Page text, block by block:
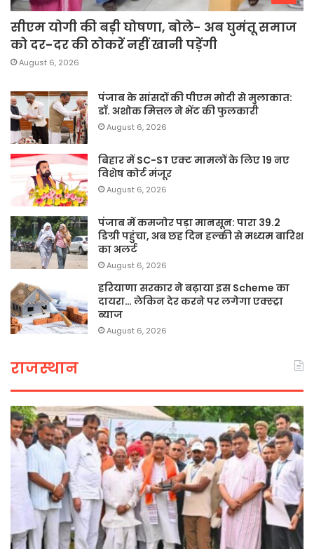
सीएम योगी की बड़ी घोषणा, बोले- अब घुमंतू समाज
को दर-दर की ठोकरें नहीं खानी पड़ेंगी
August 6, 2026
पंजाब के सांसदों की पीएम मोदी से मुलाकात:
डॉ. अशोक मित्तल ने भेंट की फुलकारी
August 6, 2026
बिहार में SC-ST एक्ट मामलों के लिए 19 नए
विशेष कोर्ट मंजूर
August 6, 2026
पंजाब में कमजोर पड़ा मानसून: पारा 39.2
डिग्री पहुंचा, अब छह दिन हल्की से मध्यम बारिश
का अलर्ट
August 6, 2026
हरियाणा सरकार ने बढ़ाया इस Scheme का
दायरा… लेकिन देर करने पर लगेगा एक्स्ट्रा
ब्याज
August 6, 2026
राजस्थान